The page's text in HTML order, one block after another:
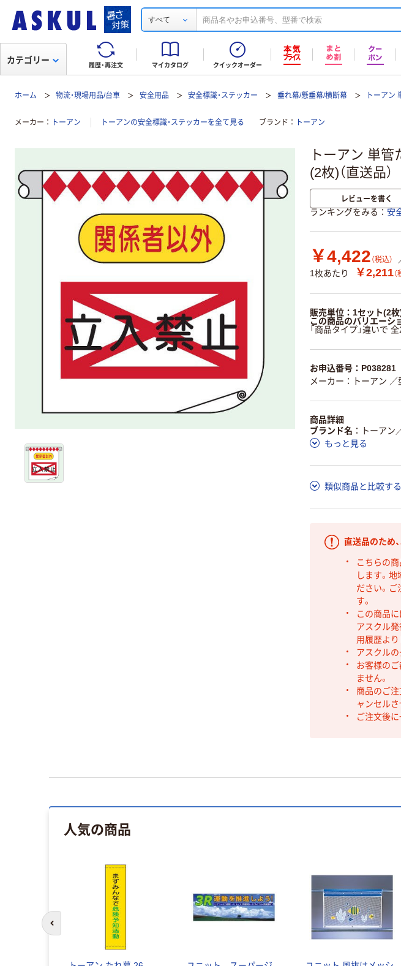
すべて
履歴・再注文 マイカタログ クイックオーダー
カテゴリー
ホーム 物流・現場用品/台車 安全用品 安全標識・ステッカー 垂れ幕/懸垂幕/横断幕 トーアン
メーカー トーアン トーアンの安全標識・ステッカーを全て見る ブランド トーアン
トーアン 単
(2枚)（直送品）
レビューを書く
ランキングをみる 安
￥4,422 （税込）
1枚あたり
￥2,211（
販売単位：1セット(2枚
この商品のバリエーシ
「商品タイプ」違いで
お申込番号：P038281
メーカー：トーアン ／
商品詳細
ブランド名
トーアン
もっと見る
類似商品と比較する
直送品のため
こちらの商
します。
ださい。ご
す。
この商品
アスクル発
用履歴より
アスクル
お客様のご
ません。
商品のご
ャンセルさ
ご注文後
人気の商品